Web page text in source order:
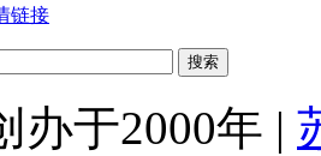
链接
办于2000年 |